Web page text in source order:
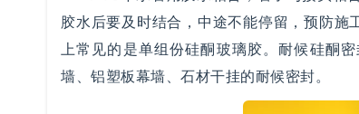
胶水后要及时结合，中途不能停留，预防
上常见的是单组份硅酮玻璃胶。耐候硅酮
墙、铝塑板幕墙、石材干挂的耐候密封。